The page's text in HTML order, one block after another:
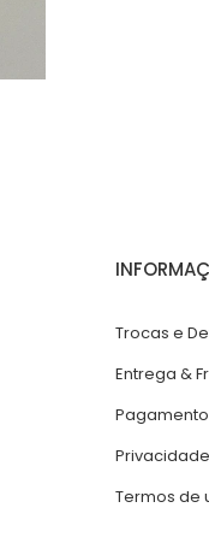
Trocas e
Entrega &
Pagamento
Privacidade
Termos de